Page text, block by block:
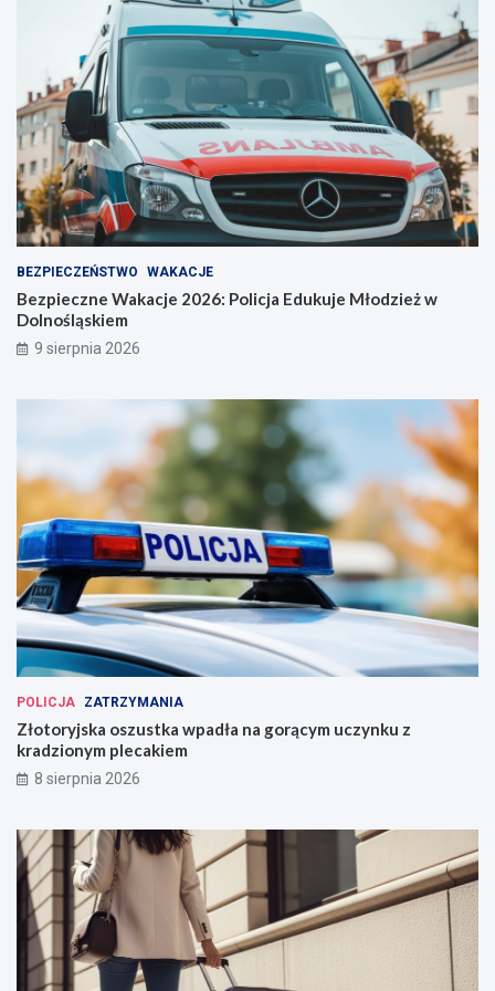
ś
ć
BEZPIECZEŃSTWO WAKACJE
Bezpieczne Wakacje 2026: Policja Edukuje Młodzież w
Dolnośląskiem
9 sierpnia 2026
POLICJA ZATRZYMANIA
Złotoryjska oszustka wpadła na gorącym uczynku z
kradzionym plecakiem
8 sierpnia 2026